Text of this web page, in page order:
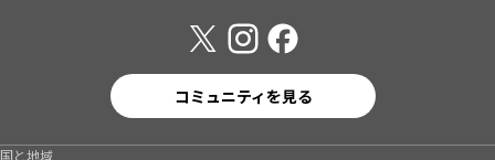
コミュニティを見る
国と地域